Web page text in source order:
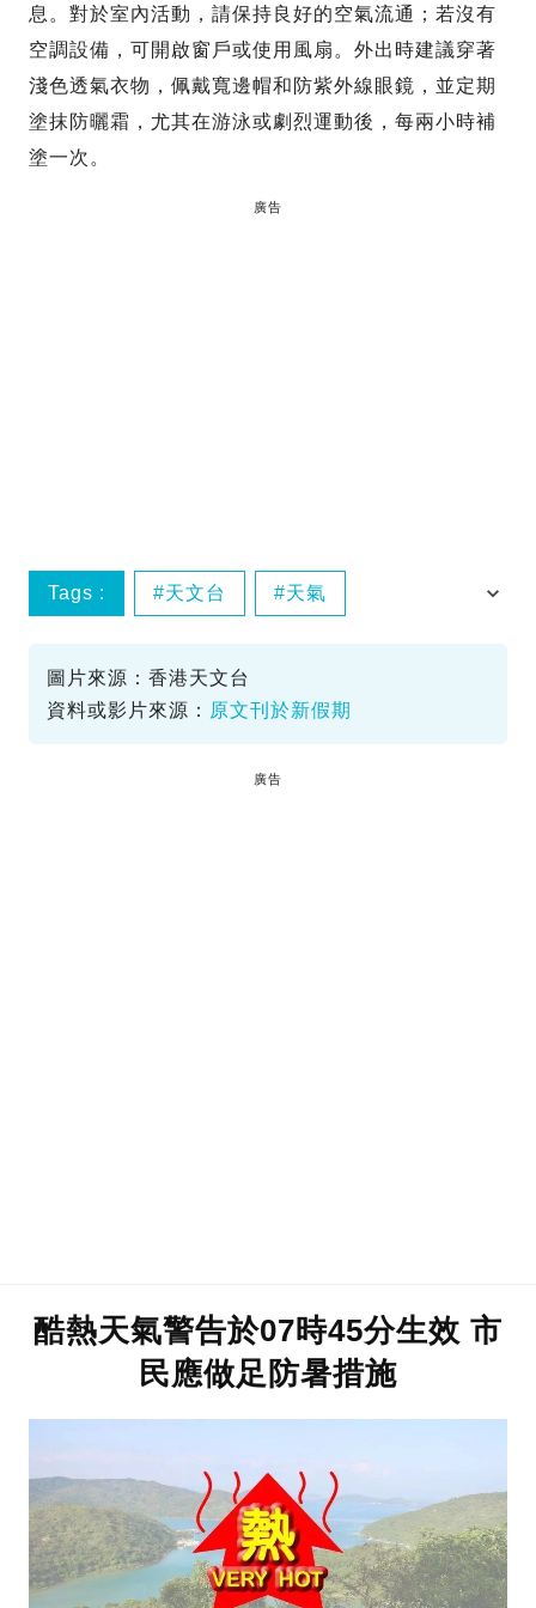
息。對於室內活動，請保持良好的空氣流通；若沒有
空調設備，可開啟窗戶或使用風扇。外出時建議穿著
淺色透氣衣物，佩戴寬邊帽和防紫外線眼鏡，並定期
塗抹防曬霜，尤其在游泳或劇烈運動後，每兩小時補
塗一次。
廣告
Tags : 天文台 天氣
圖片來源：香港天文台
資料或影片來源： 原文刊於新假期
廣告
酷熱天氣警告於07時45分生效 市
民應做足防暑措施